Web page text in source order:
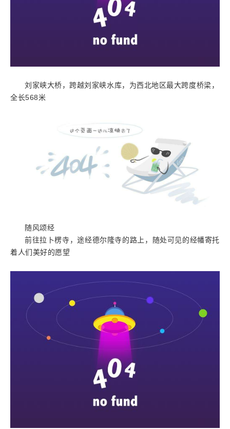
刘家峡大桥，跨越刘家峡水库，为西北地区最大跨度桥梁，
全长568米
随风颂经
前往拉卜楞寺，途经德尔隆寺的路上，随处可见的经幡寄托
着人们美好的愿望